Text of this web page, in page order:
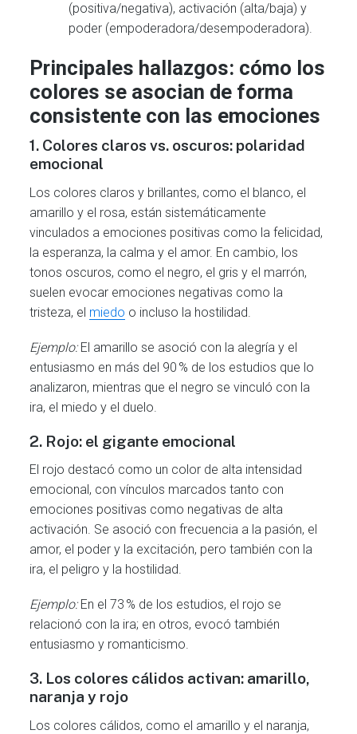
(positiva/negativa), activación (alta/baja) y
poder (empoderadora/desempoderadora).
Principales hallazgos: cómo los
colores se asocian de forma
consistente con las emociones
1. Colores claros vs. oscuros: polaridad
emocional
Los colores claros y brillantes, como el blanco, el
amarillo y el rosa, están sistemáticamente
vinculados a emociones positivas como la felicidad,
la esperanza, la calma y el amor. En cambio, los
tonos oscuros, como el negro, el gris y el marrón,
suelen evocar emociones negativas como la
tristeza, el miedo o incluso la hostilidad.
Ejemplo:El amarillo se asoció con la alegría y el
entusiasmo en más del 90 % de los estudios que lo
analizaron, mientras que el negro se vinculó con la
ira, el miedo y el duelo.
2. Rojo: el gigante emocional
El rojo destacó como un color de alta intensidad
emocional, con vínculos marcados tanto con
emociones positivas como negativas de alta
activación. Se asoció con frecuencia a la pasión, el
amor, el poder y la excitación, pero también con la
ira, el peligro y la hostilidad.
Ejemplo:En el 73 % de los estudios, el rojo se
relacionó con la ira; en otros, evocó también
entusiasmo y romanticismo.
3. Los colores cálidos activan: amarillo,
naranja y rojo
Los colores cálidos, como el amarillo y el naranja,